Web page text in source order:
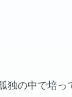
独の中で培